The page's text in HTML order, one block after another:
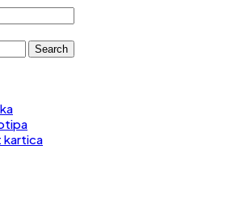
Search
kartica